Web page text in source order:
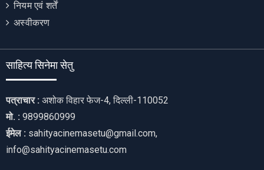
नियम एवं शर्तें
अस्वीकरण
साहित्य सिनेमा सेतु
पत्राचार : अशोक विहार फेज-4, दिल्ली-110052
मो. : 9899860999
ईमेल : sahityacinemasetu@gmail.com,
info@sahityacinemasetu.com